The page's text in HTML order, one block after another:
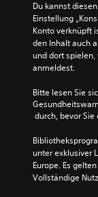
Du kannst
Einstellung
Konto verknüpft
den Inhalt auch
und dort
anmeldest.
Bitte lesen Sie
durch, bevor
unter exklusiver
Europe. Es
Vollständige